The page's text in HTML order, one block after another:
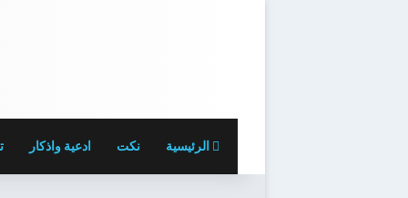
الرئيسية نكت ادعية واذكار